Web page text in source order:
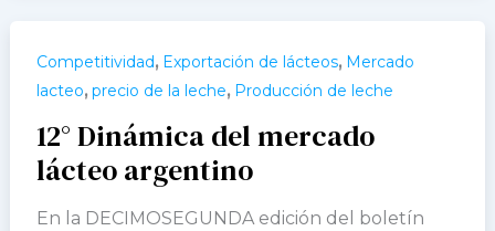
Competitividad, Exportación de lácteos, Mercado
lacteo, precio de la leche, Producción de leche
12° Dinámica del mercado
lácteo argentino
En la DECIMOSEGUNDA edición del boletín